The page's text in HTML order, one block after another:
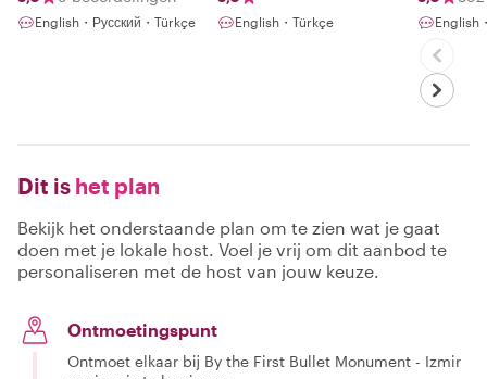
English・Русский・Türkçe English・Türkçe English
Dit is het plan
Bekijk het onderstaande plan om te zien wat je gaat
doen met je lokale host. Voel je vrij om dit aanbod te
personaliseren met de host van jouw keuze.
Ontmoetingspunt
Ontmoet elkaar bij By the First Bullet Monument - Izmir